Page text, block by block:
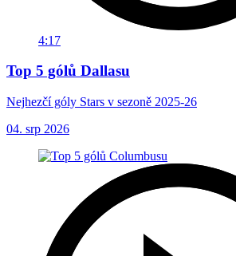
4:17
Top 5 gólů Dallasu
Nejhezčí góly Stars v sezoně 2025-26
04. srp 2026